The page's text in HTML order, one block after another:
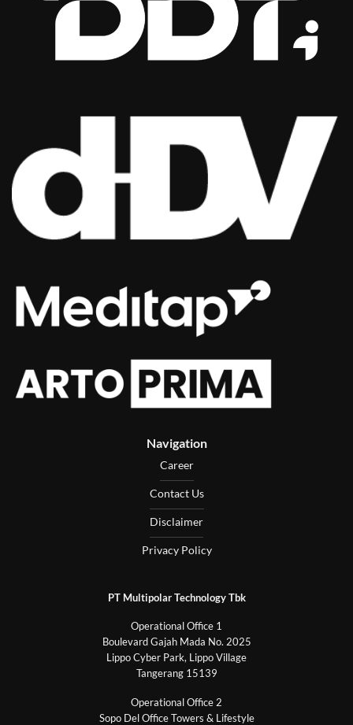
Navigation
Career
Contact Us
Disclaimer
Privacy Policy
PT Multipolar Technology Tbk
Operational Office 1
Boulevard Gajah Mada No. 2025
Lippo Cyber Park, Lippo Village
Tangerang 15139
Operational Office 2
Sopo Del Office Towers & Lifestyle